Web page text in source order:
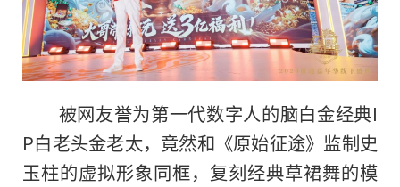
被网友誉为第一代数字人的脑白金经典I
P白老头金老太，竟然和《原始征途》监制史
玉柱的虚拟形象同框，复刻经典草裙舞的模